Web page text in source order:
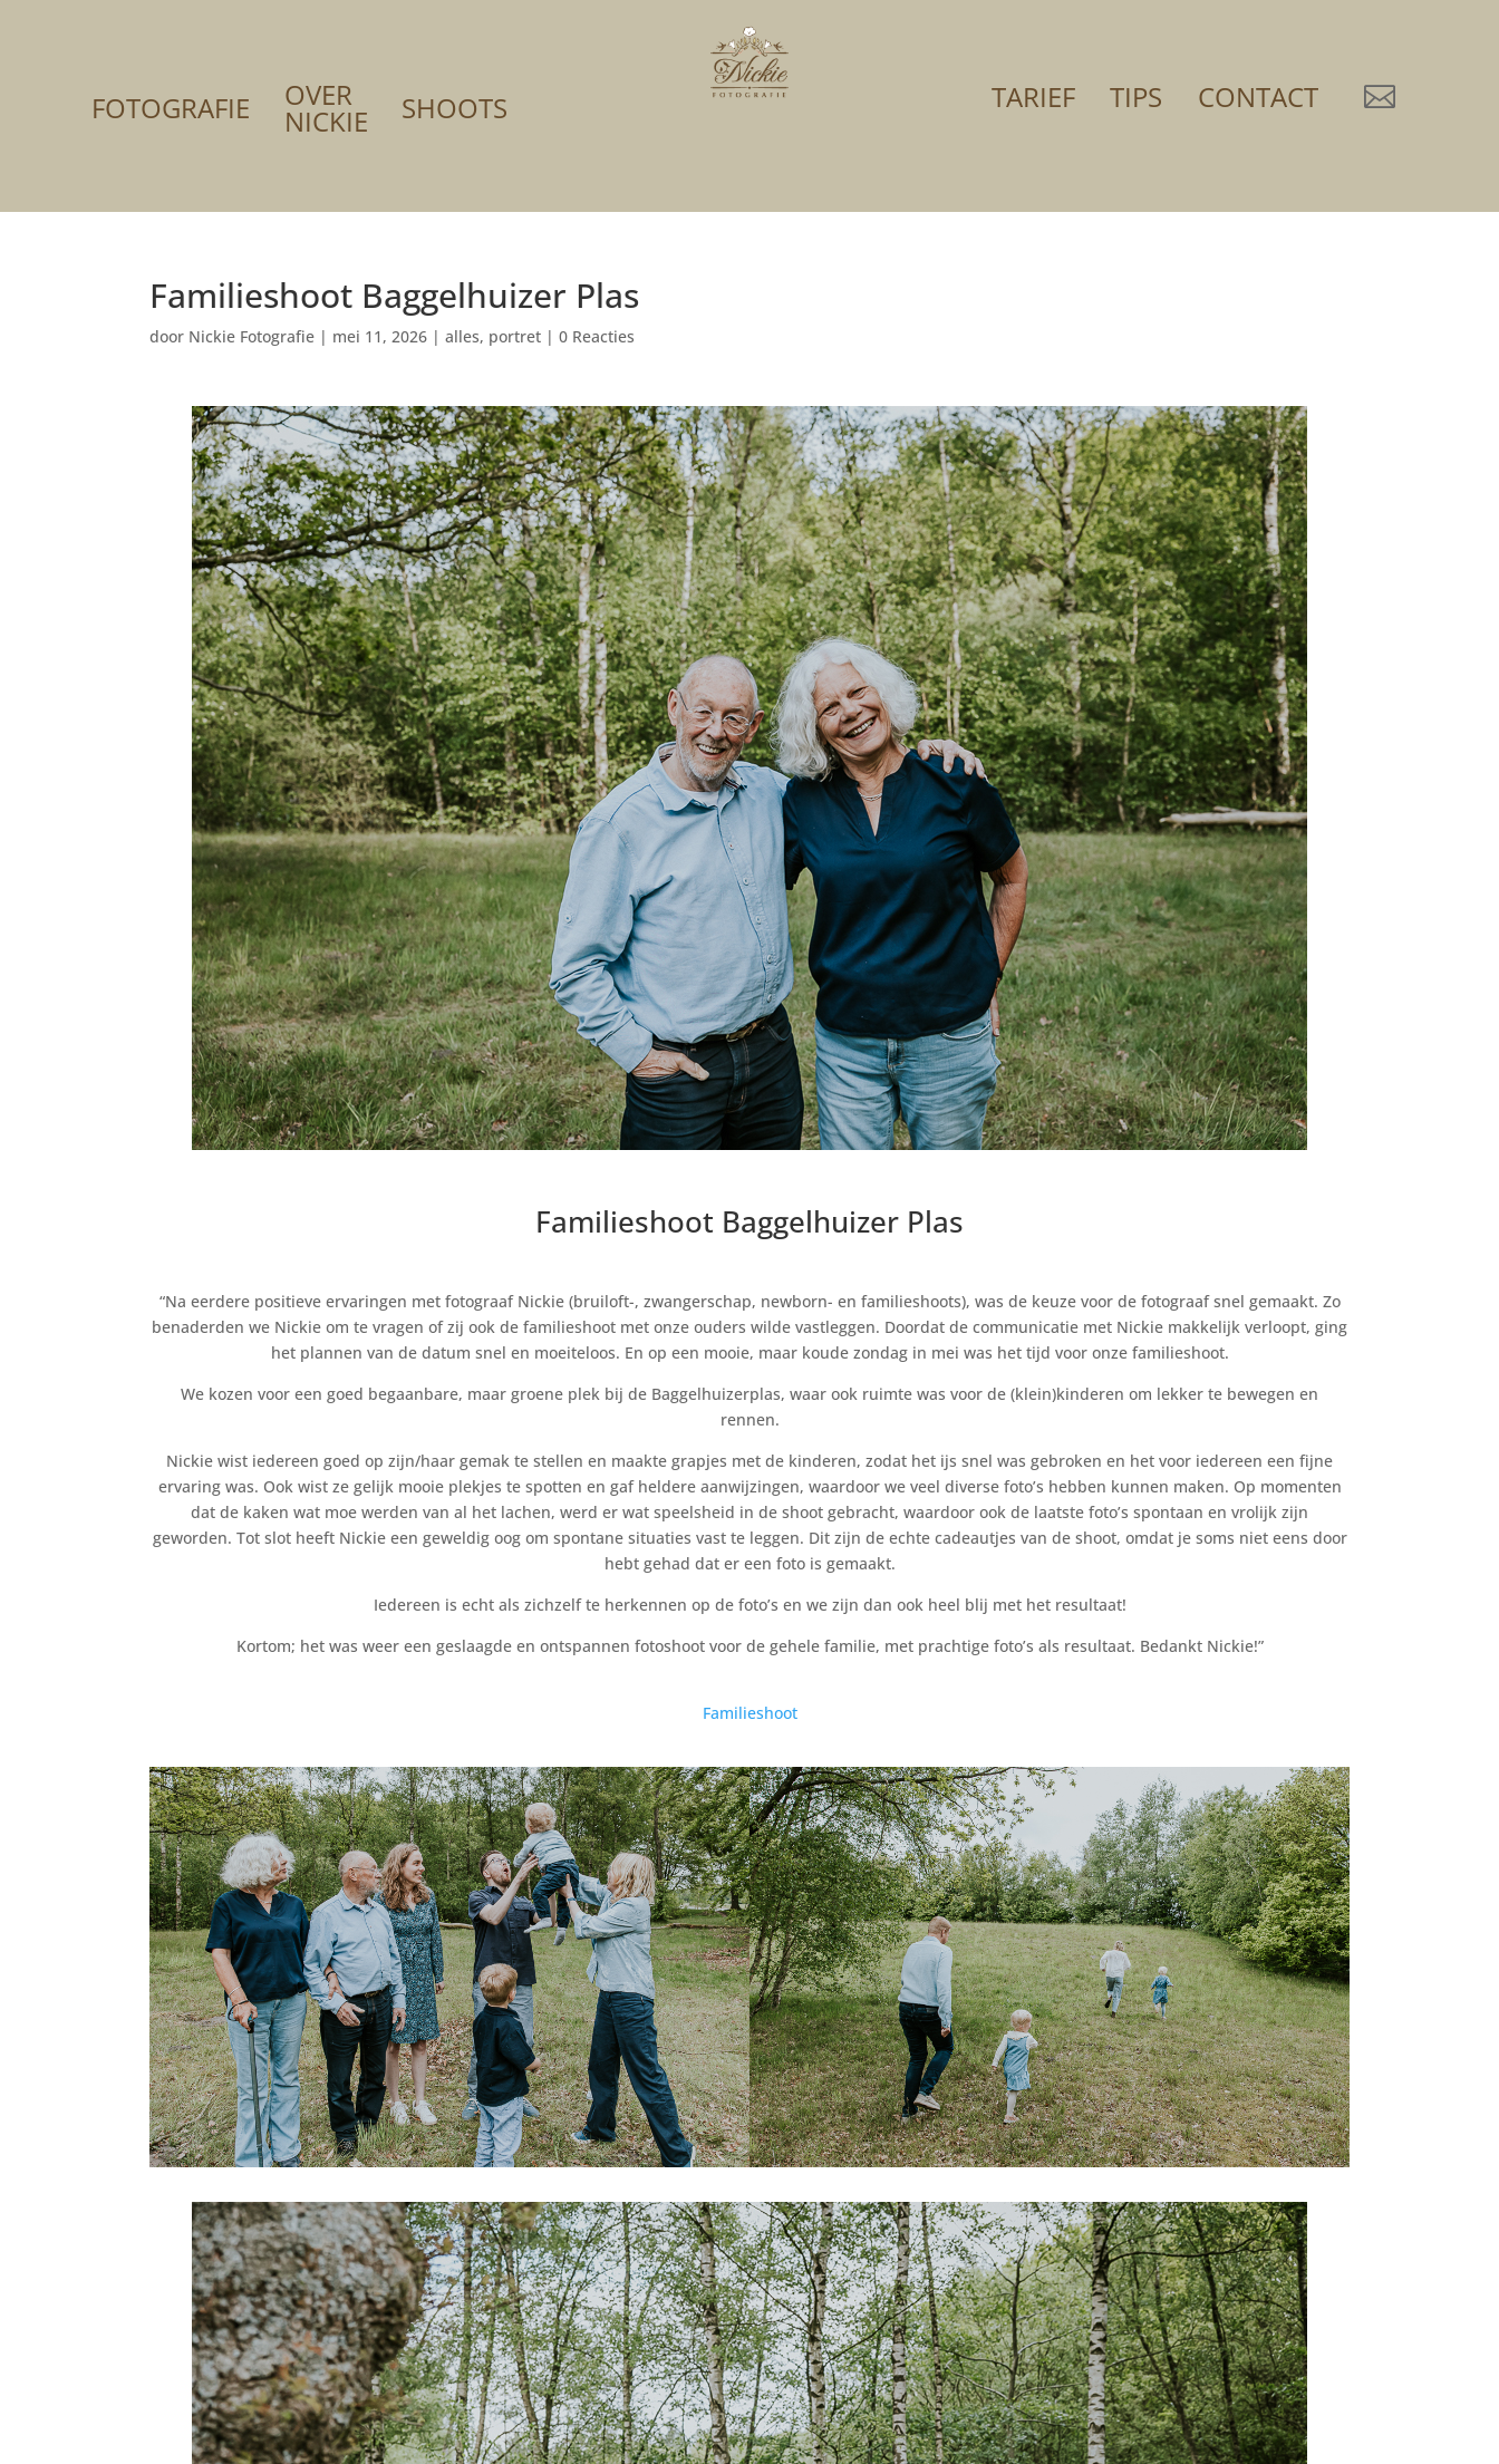
FOTOGRAFIE OVER
NICKIE SHOOTS TARIEF TIPS CONTACT 
Familieshoot Baggelhuizer Plas
door Nickie Fotografie | mei 11, 2026 |alles, portret |0 Reacties
Familieshoot Baggelhuizer Plas
“Na eerdere positieve ervaringen met fotograaf Nickie (bruiloft-, zwangerschap, newborn- en familieshoots), was de keuze voor de fotograaf snel gemaakt. Zo
benaderden we Nickie om te vragen of zij ook de familieshoot met onze ouders wilde vastleggen. Doordat de communicatie met Nickie makkelijk verloopt, ging
het plannen van de datum snel en moeiteloos. En op een mooie, maar koude zondag in mei was het tijd voor onze familieshoot.
We kozen voor een goed begaanbare, maar groene plek bij de Baggelhuizerplas, waar ook ruimte was voor de (klein)kinderen om lekker te bewegen en
rennen.
Nickie wist iedereen goed op zijn/haar gemak te stellen en maakte grapjes met de kinderen, zodat het ijs snel was gebroken en het voor iedereen een fijne
ervaring was. Ook wist ze gelijk mooie plekjes te spotten en gaf heldere aanwijzingen, waardoor we veel diverse foto’s hebben kunnen maken. Op momenten
dat de kaken wat moe werden van al het lachen, werd er wat speelsheid in de shoot gebracht, waardoor ook de laatste foto’s spontaan en vrolijk zijn
geworden. Tot slot heeft Nickie een geweldig oog om spontane situaties vast te leggen. Dit zijn de echte cadeautjes van de shoot, omdat je soms niet eens door
hebt gehad dat er een foto is gemaakt.
Iedereen is echt als zichzelf te herkennen op de foto’s en we zijn dan ook heel blij met het resultaat!
Kortom; het was weer een geslaagde en ontspannen fotoshoot voor de gehele familie, met prachtige foto’s als resultaat. Bedankt Nickie!”
Familieshoot